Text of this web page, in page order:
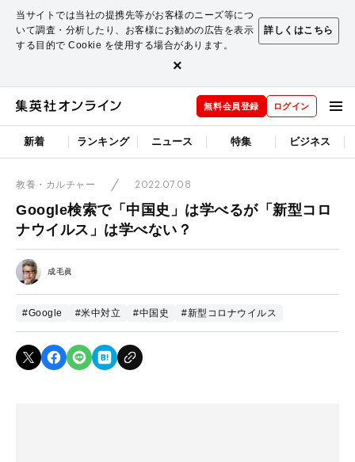
当サイトでは当社の提携先等がお客様のニーズ等につ
いて調査・分析したり、お客様にお勧めの広告を表示
する目的で Cookie を使用する場合があります。
詳しくはこちら
×
無料会員登録 ログイン
新着 ランキング ニュース 特集 ビジネス
教養・カルチャー 2022.07.08
Google検索で「中国史」は学べるが「新型コロ
ナウイルス」は学べない？
成毛眞
#Google #米中対立 #中国史 #新型コロナウイルス